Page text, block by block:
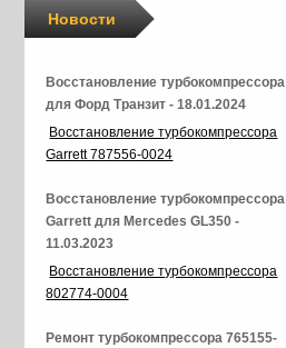
Новости
Восстановление турбокомпрессора
для Форд Транзит - 18.01.2024
Восстановление турбокомпрессора
Garrett 787556-0024
Восстановление турбокомпрессора
Garrett для Mercedes GL350 -
11.03.2023
Восстановление турбокомпрессора
802774-0004
Ремонт турбокомпрессора 765155-